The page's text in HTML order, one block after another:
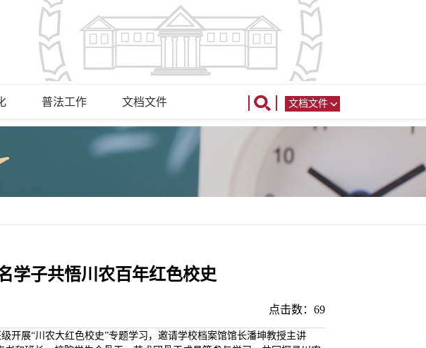
普法工作 文档文件 文档文件
学子共悟川农百年红色校史
点击数：69
开展“川农大红色校史”专题学习，邀请学校档案馆馆长潘坤教授主讲